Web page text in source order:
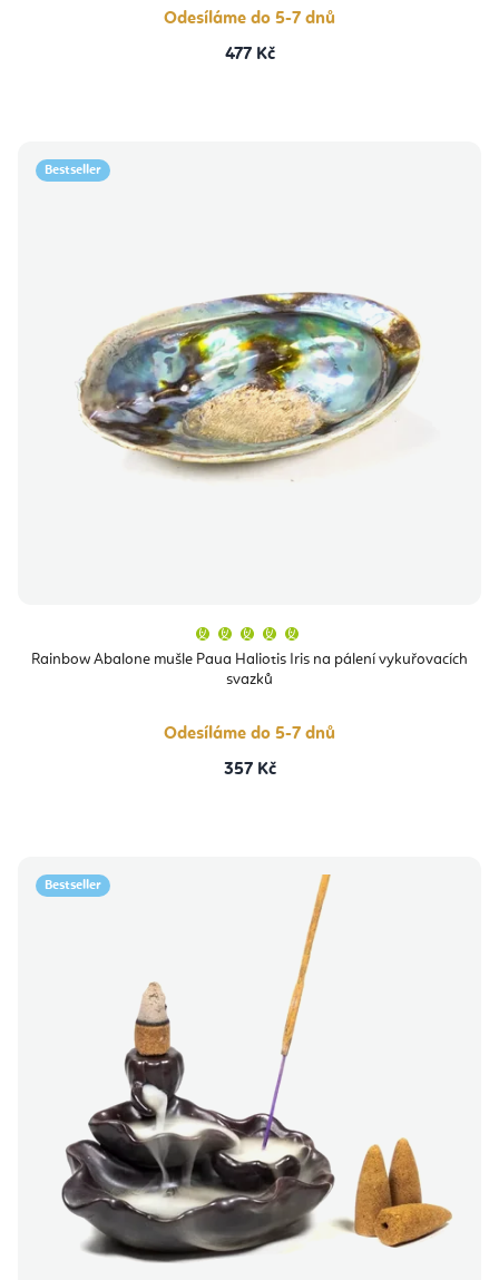
Odesíláme do 5-7 dnů
477 Kč
Bestseller
Rainbow Abalone mušle Paua Haliotis Iris na pálení vykuřovacích
svazků
produktu
je
hvězdiček.
Odesíláme do 5-7 dnů
357 Kč
Bestseller